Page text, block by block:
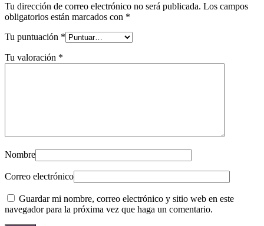
Tu dirección de correo electrónico no será publicada. Los campos
obligatorios están marcados con *
Tu puntuación *
Tu valoración *
Nombre
Correo electrónico
Guardar mi nombre, correo electrónico y sitio web en este
navegador para la próxima vez que haga un comentario.